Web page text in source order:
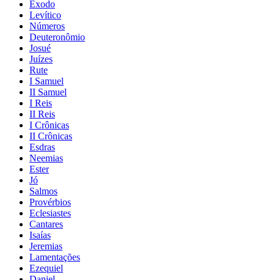
Êxodo
Levítico
Números
Deuteronômio
Josué
Juízes
Rute
I Samuel
II Samuel
I Reis
II Reis
I Crônicas
II Crônicas
Esdras
Neemias
Ester
Jó
Salmos
Provérbios
Eclesiastes
Cantares
Isaías
Jeremias
Lamentações
Ezequiel